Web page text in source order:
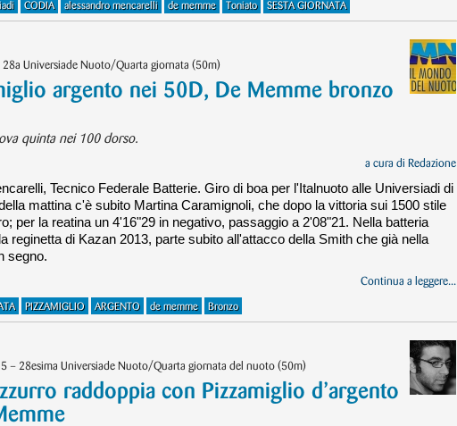
CODIA alessandro mencarelli de memme Toniato SESTA GIORNATA
Universiade Nuoto/Quarta giornata (50m)
argento nei 50D, De Memme bronzo
quinta nei 100 dorso.
a cura di Redazione
Tecnico Federale Batterie. Giro di boa per l'Italnuoto alle Universiadi di
mattina c'è subito Martina Caramignoli, che dopo la vittoria sui 1500 stile
per la reatina un 4'16"29 in negativo, passaggio a 2'08"21. Nella batteria
reginetta di Kazan 2013, parte subito all'attacco della Smith che già nella
segno.
Continua a leggere...
PIZZAMIGLIO ARGENTO de memme Bronzo
– 28esima Universiade Nuoto/Quarta giornata del nuoto (50m)
raddoppia con Pizzamiglio d’argento